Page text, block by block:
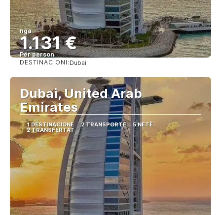
nga
1.131 €
Për person
DESTINACIONI: Dubai
Dubai, United Arab
Emirates
1 DESTINACIONE 2 TRANSPORTE 5 NETË
2 TRANSFERTAT